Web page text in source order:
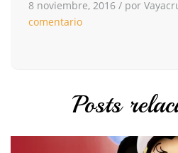
8 noviembre, 2016 / por
comentario
Posts